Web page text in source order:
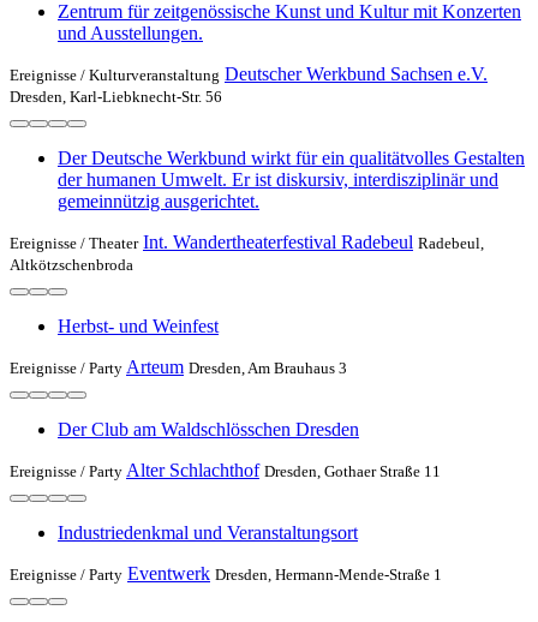
Zentrum für zeitgenössische Kunst und Kultur mit Konzerten
und Ausstellungen.
Ereignisse / Kulturveranstaltung Deutscher Werkbund Sachsen e.V.
Dresden, Karl-Liebknecht-Str. 56
Der Deutsche Werkbund wirkt für ein qualitätvolles Gestalten
der humanen Umwelt. Er ist diskursiv, interdisziplinär und
gemeinnützig ausgerichtet.
Ereignisse / Theater Int. Wandertheaterfestival Radebeul Radebeul,
Altkötzschenbroda
Herbst- und Weinfest
Ereignisse / Party Arteum Dresden, Am Brauhaus 3
Der Club am Waldschlösschen Dresden
Ereignisse / Party Alter Schlachthof Dresden, Gothaer Straße 11
Industriedenkmal und Veranstaltungsort
Ereignisse / Party Eventwerk Dresden, Hermann-Mende-Straße 1